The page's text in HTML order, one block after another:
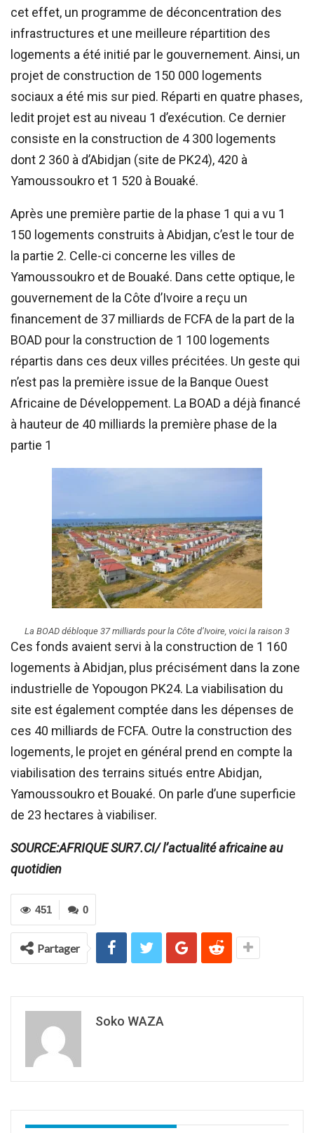
cet effet, un programme de déconcentration des
infrastructures et une meilleure répartition des
logements a été initié par le gouvernement. Ainsi, un
projet de construction de 150 000 logements
sociaux a été mis sur pied. Réparti en quatre phases,
ledit projet est au niveau 1 d’exécution. Ce dernier
consiste en la construction de 4 300 logements
dont 2 360 à d’Abidjan (site de PK24), 420 à
Yamoussoukro et 1 520 à Bouaké.
Après une première partie de la phase 1 qui a vu 1
150 logements construits à Abidjan, c’est le tour de
la partie 2. Celle-ci concerne les villes de
Yamoussoukro et de Bouaké. Dans cette optique, le
gouvernement de la Côte d’Ivoire a reçu un
financement de 37 milliards de FCFA de la part de la
BOAD pour la construction de 1 100 logements
répartis dans ces deux villes précitées. Un geste qui
n’est pas la première issue de la Banque Ouest
Africaine de Développement. La BOAD a déjà financé
à hauteur de 40 milliards la première phase de la
partie 1
La BOAD débloque 37 milliards pour la Côte d’Ivoire, voici la raison 3
Ces fonds avaient servi à la construction de 1 160
logements à Abidjan, plus précisément dans la zone
industrielle de Yopougon PK24. La viabilisation du
site est également comptée dans les dépenses de
ces 40 milliards de FCFA. Outre la construction des
logements, le projet en général prend en compte la
viabilisation des terrains situés entre Abidjan,
Yamoussoukro et Bouaké. On parle d’une superficie
de 23 hectares à viabiliser.
SOURCE:AFRIQUE SUR7.CI/ l’actualité africaine au
quotidien
0
451
Partager
Soko WAZA